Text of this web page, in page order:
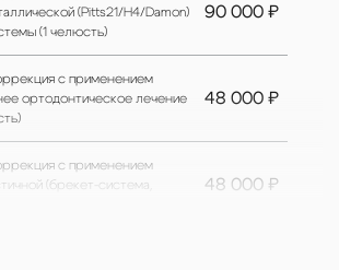
(Pitts21/H4/Damon)
(1 челюсть)
90 000 ₽
с применением
ортодонтическое лечение
48 000 ₽
с применением
(брекет-система,
48 000 ₽